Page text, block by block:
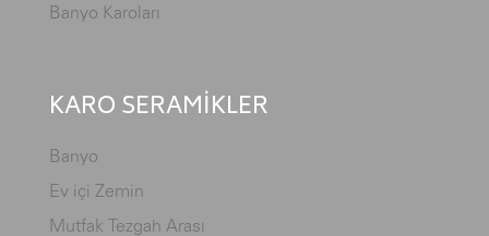
Banyo Karoları
KARO SERAMİKLER
Banyo
Ev içi Zemin
Mutfak Tezgah Arası